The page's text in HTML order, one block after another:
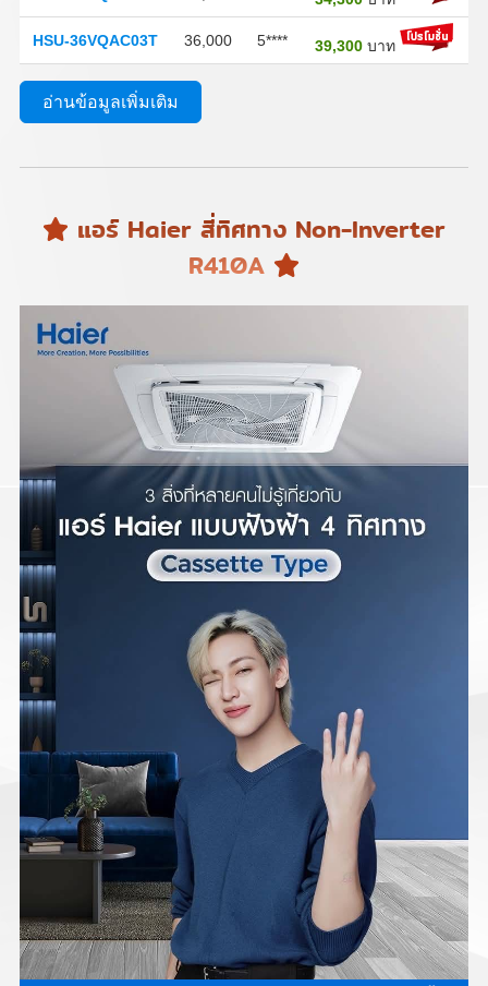
HSU-36VQAC03T 36,000 5**** 39,300 บาท
อ่านข้อมูลเพิ่มเติม
แอร์ Haier สี่ทิศทาง Non-Inverter
R410A